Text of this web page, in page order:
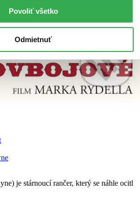
Povoliť všetko
Odmietnuť
je stárnoucí rančer, který se náhle ocitl